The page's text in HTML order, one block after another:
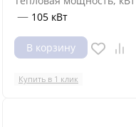
— 105 кВт
В корзину
Купить в 1 клик